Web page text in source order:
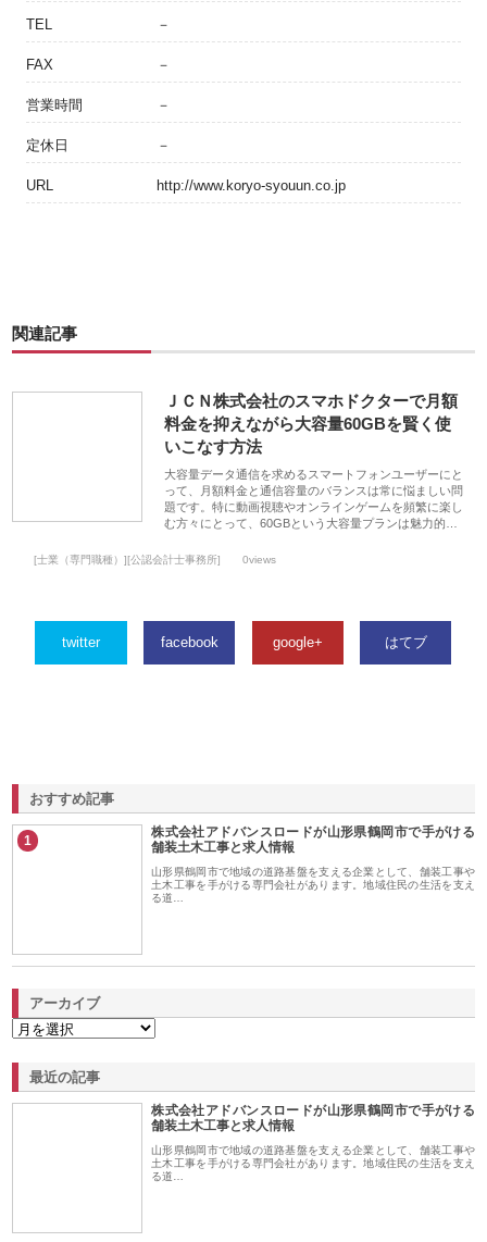
TEL －
FAX －
営業時間 －
定休日 －
URL http://www.koryo-syouun.co.jp
関連記事
ＪＣＮ株式会社のスマホドクターで月額
料金を抑えながら大容量60GBを賢く使
いこなす方法
大容量データ通信を求めるスマートフォンユーザーにと
って、月額料金と通信容量のバランスは常に悩ましい問
題です。特に動画視聴やオンラインゲームを頻繁に楽し
む方々にとって、60GBという大容量プランは魅力的…
[士業（専門職種）][公認会計士事務所] 0views
twitter facebook google+ はてブ
おすすめ記事
1
株式会社アドバンスロードが山形県鶴岡市で手がける
舗装土木工事と求人情報
山形県鶴岡市で地域の道路基盤を支える企業として、舗装工事や
土木工事を手がける専門会社があります。地域住民の生活を支え
る道…
アーカイブ
最近の記事
株式会社アドバンスロードが山形県鶴岡市で手がける
舗装土木工事と求人情報
山形県鶴岡市で地域の道路基盤を支える企業として、舗装工事や
土木工事を手がける専門会社があります。地域住民の生活を支え
る道…